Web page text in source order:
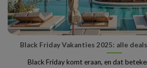
Black Friday Vakanties 2025: alle
Black Friday komt eraan, en dat